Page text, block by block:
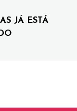
JÁ ESTÁ